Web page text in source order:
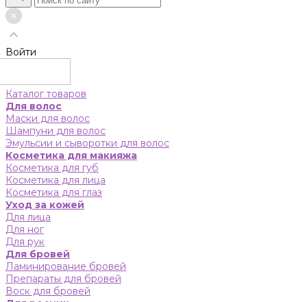
Войти
Каталог товаров
Для волос
Маски для волос
Шампуни для волос
Эмульсии и сыворотки для волос
Косметика для макияжа
Косметика для губ
Косметика для лица
Косметика для глаз
Уход за кожей
Для лица
Для ног
Для рук
Для бровей
Ламинирование бровей
Препараты для бровей
Воск для бровей